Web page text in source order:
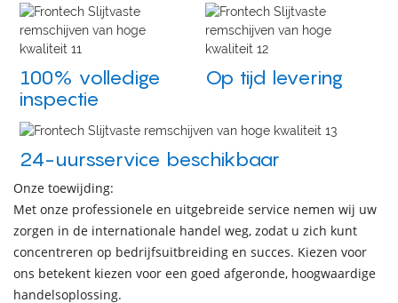
100% volledige
inspectie
Op tijd levering
24-uursservice beschikbaar
Onze toewijding:
Met onze professionele en uitgebreide service nemen wij uw
zorgen in de internationale handel weg, zodat u zich kunt
concentreren op bedrijfsuitbreiding en succes. Kiezen voor
ons betekent kiezen voor een goed afgeronde, hoogwaardige
handelsoplossing.